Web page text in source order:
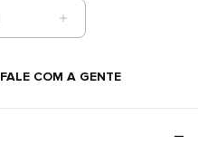
FALE COM A GENTE